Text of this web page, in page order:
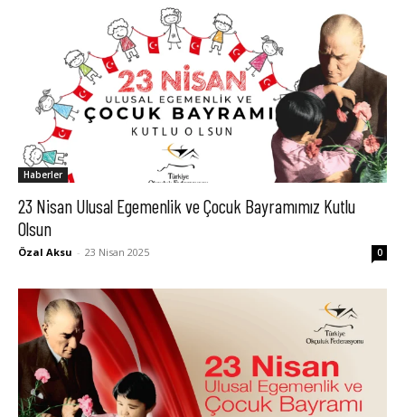
Haberler
23 Nisan Ulusal Egemenlik ve Çocuk Bayramımız Kutlu
Olsun
Özal Aksu - 23 Nisan 2025 0